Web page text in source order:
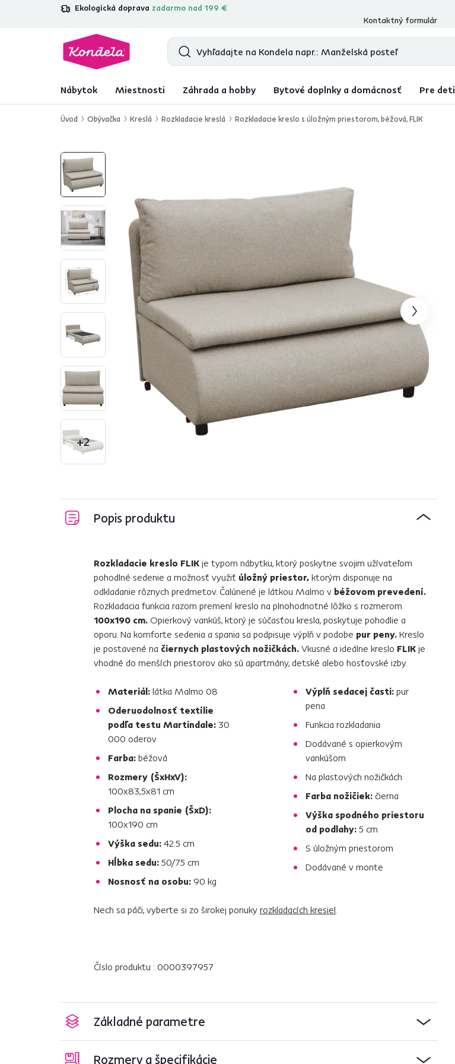
Ekologická doprava zadarmo nad 199 €
4,7 31 211overených produktových recenzií
Kontaktný formulár
Nábytok Miestnosti Záhrada a hobby Bytové doplnky a domácnosť Pre deti
Úvod Obývačka Kreslá Rozkladacie kreslá Rozkladacie kreslo s úložným priestorom, béžová, FLIK
+2
Popis produktu
Rozkladacie kreslo FLIK je typom nábytku, ktorý poskytne svojim užívateľom
pohodlné sedenie a možnosť využiť úložný priestor, ktorým disponuje na
odkladanie rôznych predmetov. Čalúnené je látkou Malmo v béžovom prevedení.
Rozkladacia funkcia razom premení kreslo na plnohodnotné lôžko s rozmerom
100x190 cm. Opierkový vankúš, ktorý je súčasťou kresla, poskytuje pohodlie a
oporu. Na komforte sedenia a spania sa podpisuje výplň v podobe pur peny. Kreslo
je postavené na čiernych plastových nožičkách. Vkusné a ideálne kreslo FLIK je
vhodné do menších priestorov ako sú apartmány, detské alebo hosťovské izby.
Materiál: látka Malmo 08
Oderuodolnosť textílie
podľa testu Martindale: 30
000 oderov
Farba: béžová
Rozmery (ŠxHxV):
100x83,5x81 cm
Plocha na spanie (ŠxD):
100x190 cm
Výška sedu: 42.5 cm
Hĺbka sedu: 50/75 cm
Nosnosť na osobu: 90 kg
Výplň sedacej časti: pur
pena
Funkcia rozkladania
Dodávané s opierkovým
vankúšom
Na plastových nožičkách
Farba nožičiek: čierna
Výška spodného priestoru
od podlahy: 5 cm
S úložným priestorom
Dodávané v monte
Nech sa páči, vyberte si zo širokej ponuky rozkladacích kresiel
Číslo produktu : 0000397957
Základné parametre
Rozmery a špecifikácie